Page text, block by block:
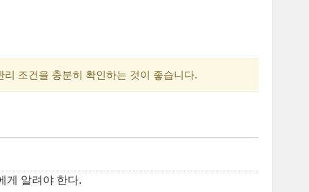
조건을 충분히 확인하는 것이 좋습니다.
게 알려야 한다.